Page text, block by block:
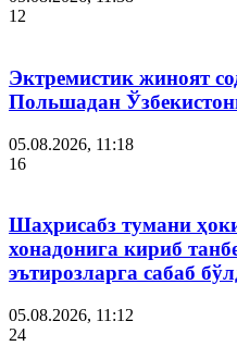
12
Эктремистик жиноят
Польшадан
05.08.2026, 11:18
16
Шаҳрисабз тумани
хонадонига кириб
эътирозларга сабаб
05.08.2026, 11:12
24